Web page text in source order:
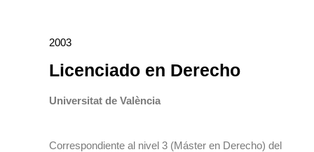
2003
Licenciado en Derecho
Universitat de València
Correspondiente al nivel 3 (Máster en Derecho) del